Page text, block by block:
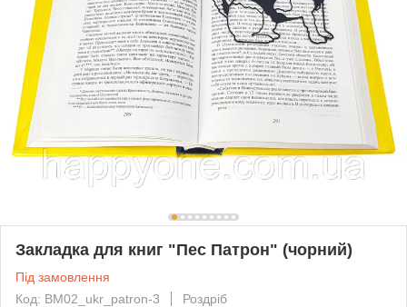
Закладка для книг "Пес Патрон" (чорний)
Під замовлення
Код: BM02_ukr_patron-3
Роздріб